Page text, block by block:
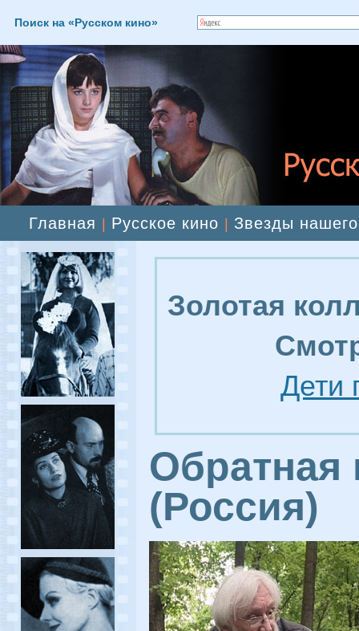
Поиск на «Русском кино»
Главная Русское кино Звезды
Золотая
Дети
Обратная
(Россия)